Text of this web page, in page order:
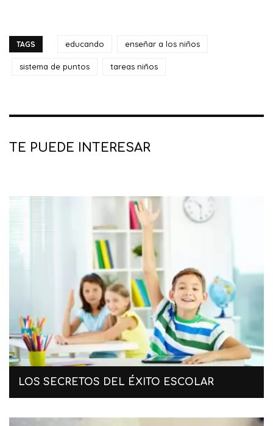
TAGS educando enseñar a los niños
sistema de puntos tareas niños
TE PUEDE INTERESAR
LOS SECRETOS DEL ÉXITO ESCOLAR